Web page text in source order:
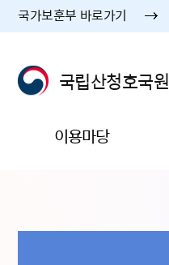
국가보훈부 바로가기
국립산청호국원
이용마당